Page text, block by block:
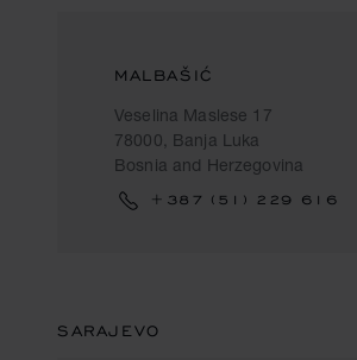
MALBAŠIĆ
Veselina Maslese 17
78000, Banja Luka
Bosnia and Herzegovina
+387 (51) 229 616
SARAJEVO